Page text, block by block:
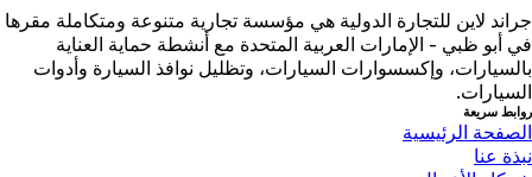
جراند لاين للتجارة الدولية هي مؤسسة تجارية متنوعة ومتكاملة مقرها
في أبو ظبي - الإمارات العربية المتحدة مع أنشطة حماية العناية
بالسيارات، وإكسسوارات السيارات، وتظليل نوافذ السيارة وأدوات
السيارات.
روابط سريعة
الصفحة الرئيسية
نبذة عنا